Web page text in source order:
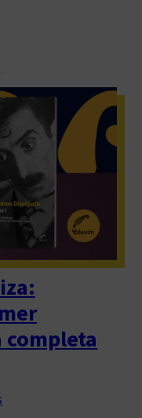
completa